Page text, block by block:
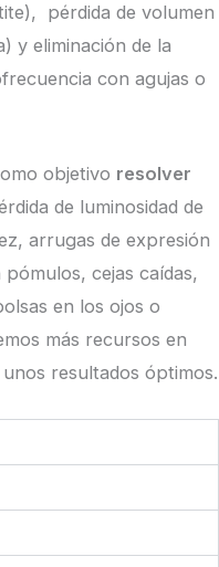
pérdida de volumen
y eliminación de la
con agujas o
objetivo resolver
de luminosidad de
arrugas de expresión
cejas caídas,
en los ojos o
más recursos en
resultados óptimos.